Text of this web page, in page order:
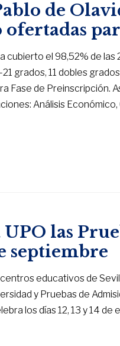
de
cubierto el 98,52% de
grados, 11 dobles
Fase de Preinscripción.
Análisis
las
septiembre
educativos de
y Pruebas de
los días 12, 13 y 14 de